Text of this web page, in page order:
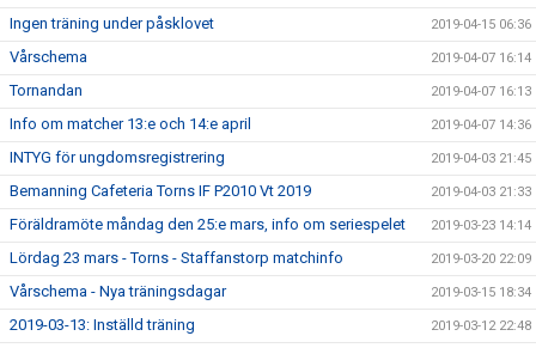
Ingen träning under påsklovet 2019-04-15 06:36
Vårschema 2019-04-07 16:14
Tornandan 2019-04-07 16:13
Info om matcher 13:e och 14:e april 2019-04-07 14:36
INTYG för ungdomsregistrering 2019-04-03 21:45
Bemanning Cafeteria Torns IF P2010 Vt 2019 2019-04-03 21:33
Föräldramöte måndag den 25:e mars, info om seriespelet 2019-03-23 14:14
Lördag 23 mars - Torns - Staffanstorp matchinfo 2019-03-20 22:09
Vårschema - Nya träningsdagar 2019-03-15 18:34
2019-03-13: Inställd träning 2019-03-12 22:48